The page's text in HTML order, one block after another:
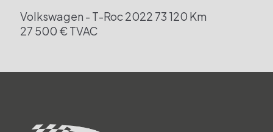
Volkswagen - T-Roc2022 73 120 Km
27 500 € TVAC